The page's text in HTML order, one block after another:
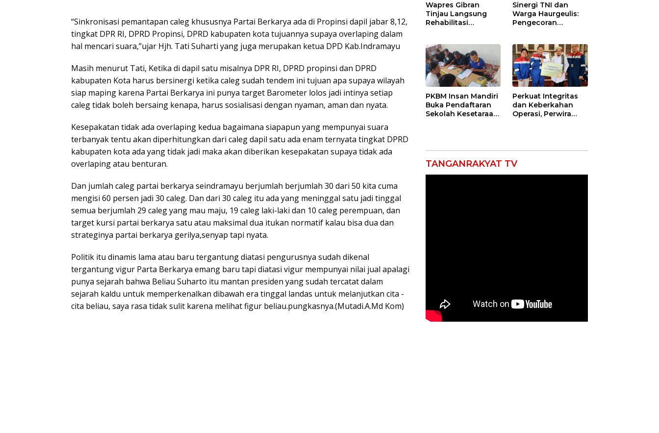
“Sinkronisasi pemantapan caleg khususnya Partai Berkarya ada di Propinsi dapil jabar 8,12,
tingkat DPR RI, DPRD Propinsi, DPRD kabupaten kota tujuannya supaya overlaping dalam
hal mencari suara,”ujar Hjh. Tati Suharti yang juga merupakan ketua DPD Kab.Indramayu
Masih menurut Tati, Ketika di dapil satu misalnya DPR RI, DPRD propinsi dan DPRD
kabupaten Kota harus bersinergi ketika caleg sudah tendem ini tujuan apa supaya wilayah
siap maping karena Partai Berkarya ini punya target Barometer lolos jadi intinya setiap
caleg tidak boleh bersaing kenapa, harus sosialisasi dengan nyaman, aman dan nyata.
Kesepakatan tidak ada overlaping kedua bagaimana siapapun yang mempunyai suara
terbanyak tentu akan diperhitungkan dari caleg dapil satu ada enam ternyata tingkat DPRD
kabupaten kota ada yang tidak jadi maka akan diberikan kesepakatan supaya tidak ada
overlaping atau benturan.
Dan jumlah caleg partai berkarya seindramayu berjumlah berjumlah 30 dari 50 kita cuma
mengisi 60 persen jadi 30 caleg. Dan dari 30 caleg itu ada yang meninggal satu jadi tinggal
semua berjumlah 29 caleg yang mau maju, 19 caleg laki-laki dan 10 caleg perempuan, dan
target kursi partai berkarya satu atau maksimal dua itukan normatif kalau bisa dua dan
strateginya partai berkarya gerilya,senyap tapi nyata.
Politik itu dinamis lama atau baru tergantung diatasi pengurusnya sudah dikenal
tergantung vigur Parta Berkarya emang baru tapi diatasi vigur mempunyai nilai jual apalagi
punya sejarah bahwa Beliau Suharto itu mantan presiden yang sudah tercatat dalam
sejarah kaldu untuk memperkenalkan dibawah era tinggal landas untuk melanjutkan cita -
cita beliau, saya rasa tidak sulit karena melihat figur beliau.pungkasnya.(Mutadi.A.Md Kom)
Wapres Gibran
Tinjau Langsung
Rehabilitasi
Targetkan
Konektivitas Pulih
Cepat
Sinergi TNI dan
Warga Haurgeulis:
Pengecoran
Indramayu
Rampung
PKBM Insan Mandiri
Buka Pendaftaran
Sekolah Kesetaraan
Perkuat Integritas
dan Keberkahan
Operasi, Perwira
TANGANRAKYAT TV